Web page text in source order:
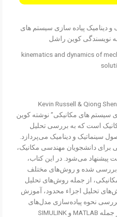
و دینامیک پیاده سازی سیستم های
نویسندگی کوین راشل
kinematics and dynamics of
سیستم های مکانیکی” نوشته کوین
است که به بررسی تحلیل
سینماتیک و دینامیک می‌پردازد.
برای دانشجویان مهندسی مکانیک،
می‌شود. در این کتاب،
بررسی شده و روش‌های مختلف
از جمله روش‌های تحلیل
تحلیل اجزاء محدود، آموزش
نحوه پیاده‌سازی مدل‌های
مکانیکی در نرم‌افزارهای مختلف، از جمله MATLAB و SIMULINK